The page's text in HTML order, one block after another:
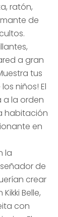
ratón,
de
a gran
tus
niños! El
a la orden
habitación
en
la
de
crear
Belle,
con